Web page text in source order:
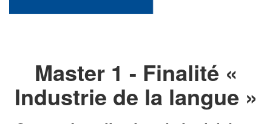
Master 1 - Finalité «
Industrie de la langue »